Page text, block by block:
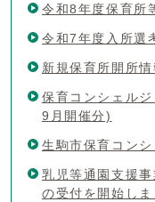
令和8年度保育所
令和7年度入所選
新規保育所開所
保育コンシェル
9月開催分)
生駒市保育コン
乳児等通園支援
の受付を開始しま